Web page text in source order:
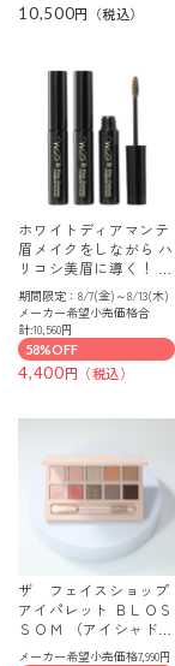
新美まゆアイブロウ
10,500
ホワイトディアマンテ
眉メイクをしながら ハ
リコシ美眉に導く！ ア
イブロウスタイリスト
３本セット
期間限定：8/7(金)～8/13(木)
メーカー希望小売価格合
計:10,560円
58%OFF
4,400
ザ フェイスショップ
アイパレット ＢＬＯＳ
ＳＯＭ （アイシャドウ
パレット）
メーカー希望小売価格7,990円